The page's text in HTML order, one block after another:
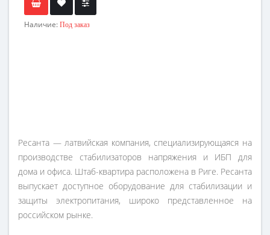
Наличие: Под заказ
Ресанта — латвийская компания, специализирующаяся на
производстве стабилизаторов напряжения и ИБП для
дома и офиса. Штаб-квартира расположена в Риге. Ресанта
выпускает доступное оборудование для стабилизации и
защиты электропитания, широко представленное на
российском рынке.